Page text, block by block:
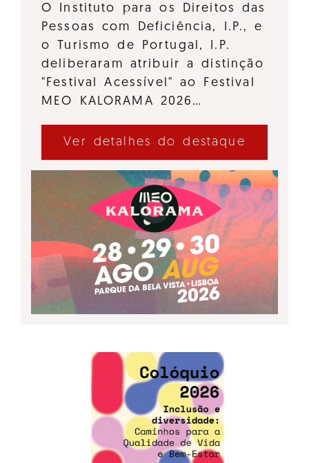
O Instituto para os Direitos das
Pessoas com Deficiência, I.P., e
o Turismo de Portugal, I.P.
deliberaram atribuir a distinção
"Festival Acessível" ao Festival
MEO KALORAMA 2026…
Ver detalhes do destaque